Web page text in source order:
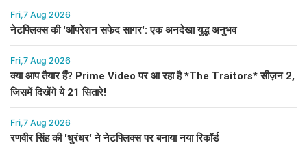
Fri,7 Aug 2026
नेटफ्लिक्स की 'ऑपरेशन सफेद सागर': एक अनदेखा युद्ध अनुभव
Fri,7 Aug 2026
क्या आप तैयार हैं? Prime Video पर आ रहा है *The Traitors* सीज़न 2,
जिसमें दिखेंगे ये 21 सितारे!
Fri,7 Aug 2026
रणवीर सिंह की 'धुरंधर' ने नेटफ्लिक्स पर बनाया नया रिकॉर्ड